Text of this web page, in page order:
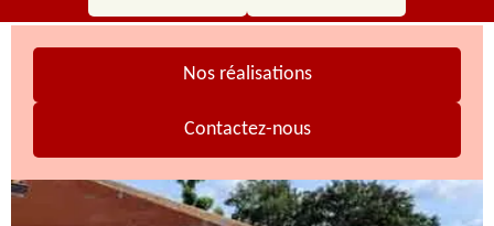
Nos réalisations
Contactez-nous